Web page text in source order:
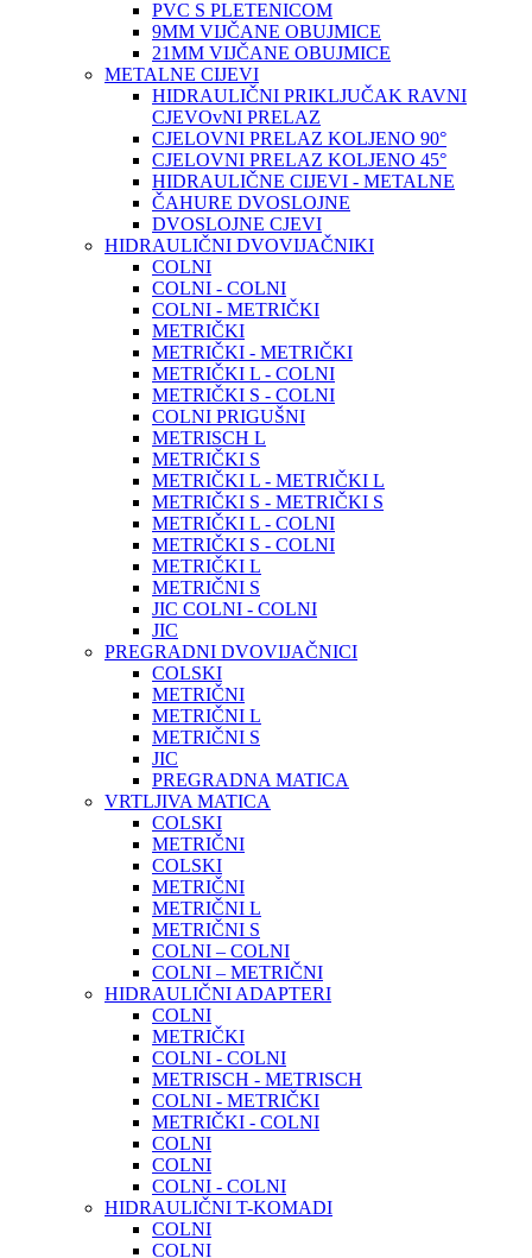
PVC S PLETENICOM
9MM VIJČANE OBUJMICE
21MM VIJČANE OBUJMICE
METALNE CIJEVI
HIDRAULIČNI PRIKLJUČAK RAVNI
CJEVOvNI PRELAZ
CJELOVNI PRELAZ KOLJENO 90°
CJELOVNI PRELAZ KOLJENO 45°
HIDRAULIČNE CIJEVI - METALNE
ČAHURE DVOSLOJNE
DVOSLOJNE CJEVI
HIDRAULIČNI DVOVIJAČNIKI
COLNI
COLNI - COLNI
COLNI - METRIČKI
METRIČKI
METRIČKI - METRIČKI
METRIČKI L - COLNI
METRIČKI S - COLNI
COLNI PRIGUŠNI
METRISCH L
METRIČKI S
METRIČKI L - METRIČKI L
METRIČKI S - METRIČKI S
METRIČKI L - COLNI
METRIČKI S - COLNI
METRIČKI L
METRIČNI S
JIC COLNI - COLNI
JIC
PREGRADNI DVOVIJAČNICI
COLSKI
METRIČNI
METRIČNI L
METRIČNI S
JIC
PREGRADNA MATICA
VRTLJIVA MATICA
COLSKI
METRIČNI
COLSKI
METRIČNI
METRIČNI L
METRIČNI S
COLNI – COLNI
COLNI – METRIČNI
HIDRAULIČNI ADAPTERI
COLNI
METRIČKI
COLNI - COLNI
METRISCH - METRISCH
COLNI - METRIČKI
METRIČKI - COLNI
COLNI
COLNI
COLNI - COLNI
HIDRAULIČNI T-KOMADI
COLNI
COLNI